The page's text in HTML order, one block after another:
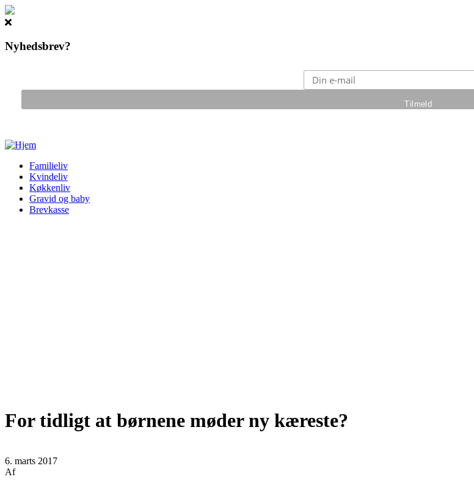
Nyhedsbrev?
Gå til hovedindhold
Familieliv
Kvindeliv
Køkkenliv
Gravid og baby
Brevkasse
For tidligt at børnene møder ny kæreste?
6. marts 2017
Af